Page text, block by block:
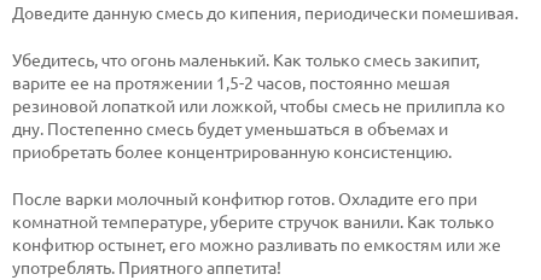
Доведите данную смесь до кипения, периодически помешивая.
Убедитесь, что огонь маленький. Как только смесь закипит,
варите ее на протяжении 1,5-2 часов, постоянно мешая
резиновой лопаткой или ложкой, чтобы смесь не прилипла ко
дну. Постепенно смесь будет уменьшаться в объемах и
приобретать более концентрированную консистенцию.
После варки молочный конфитюр готов. Охладите его при
комнатной температуре, уберите стручок ванили. Как только
конфитюр остынет, его можно разливать по емкостям или же
употреблять. Приятного аппетита!